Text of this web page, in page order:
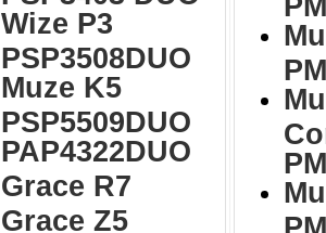
Wize P3
PSP3508DUO
Muze K5
PSP5509DUO
PAP4322DUO
Grace R7
Grace Z5